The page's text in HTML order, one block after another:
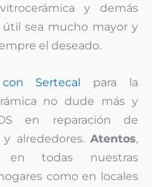
y demás
sea mucho mayor y
el deseado.
Sertecal para la
no dude más y
en reparación de
alrededores. Atentos,
en todas nuestras
como en locales